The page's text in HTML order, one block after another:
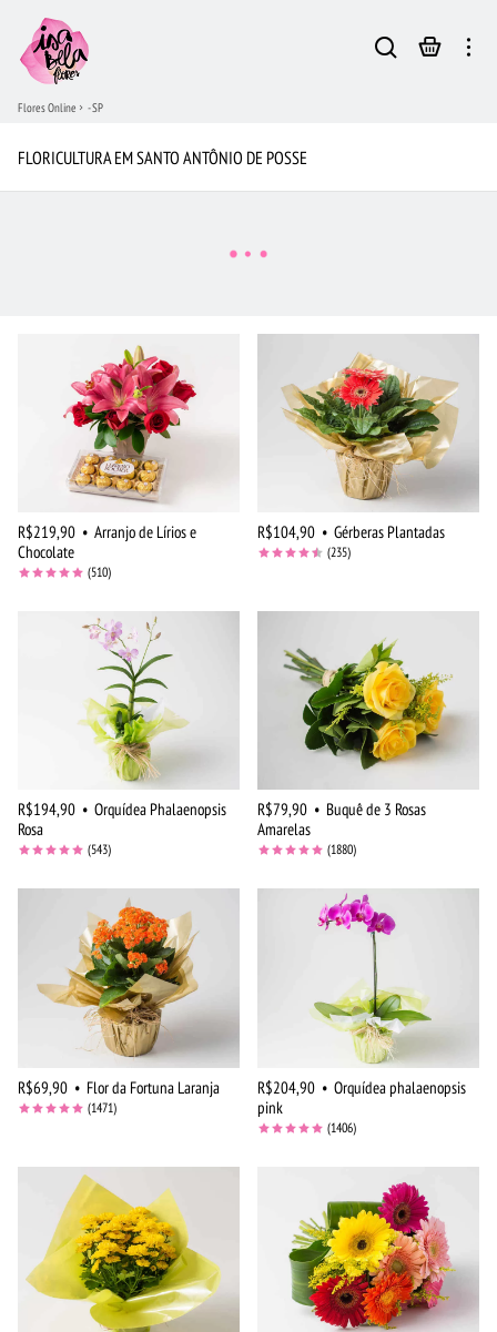
Flores Online - SP
FLORICULTURA EM SANTO ANTÔNIO DE POSSE
R$219,90 • Arranjo de Lírios e
Chocolate
(510)
R$104,90 • Gérberas Plantadas
(235)
R$194,90 • Orquídea Phalaenopsis
Rosa
(543)
R$79,90 • Buquê de 3 Rosas
Amarelas
(1880)
R$69,90 • Flor da Fortuna Laranja
(1471)
R$204,90 • Orquídea phalaenopsis
pink
(1406)